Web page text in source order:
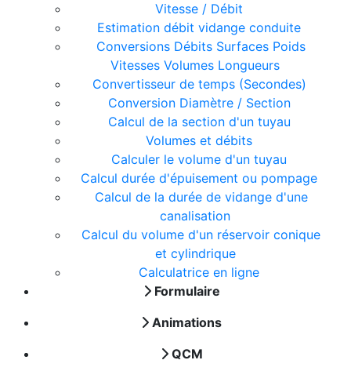
Vitesse / Débit
Estimation débit vidange conduite
Conversions Débits Surfaces Poids
Vitesses Volumes Longueurs
Convertisseur de temps (Secondes)
Conversion Diamètre / Section
Calcul de la section d'un tuyau
Volumes et débits
Calculer le volume d'un tuyau
Calcul durée d'épuisement ou pompage
Calcul de la durée de vidange d'une
canalisation
Calcul du volume d'un réservoir conique
et cylindrique
Calculatrice en ligne
Formulaire
Animations
QCM